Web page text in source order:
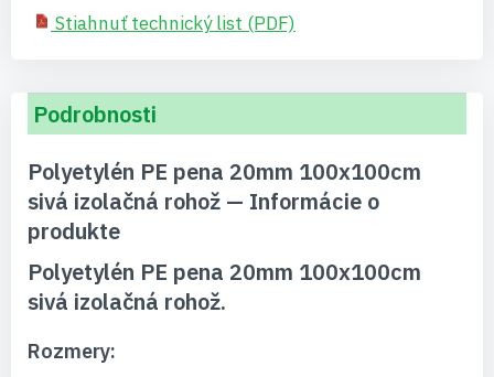
Stiahnuť technický list (PDF)
Podrobnosti
Polyetylén PE pena 20mm 100x100cm
sivá izolačná rohož — Informácie o
produkte
Polyetylén PE pena 20mm 100x100cm
sivá izolačná rohož.
Rozmery: